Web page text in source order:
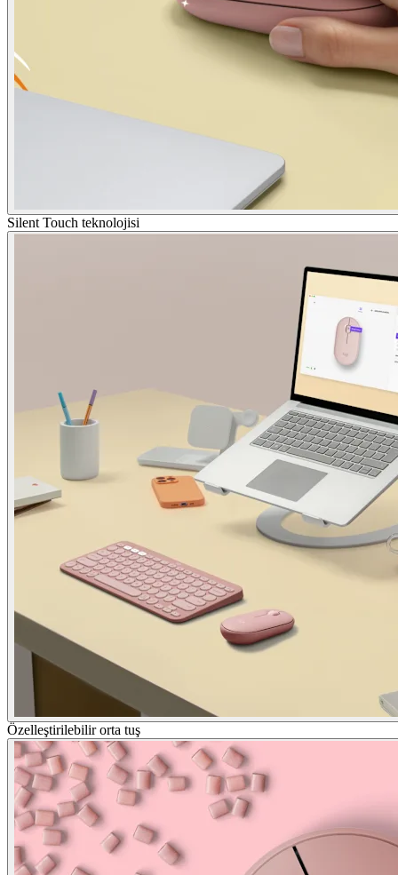
Silent Touch teknolojisi
Özelleştirilebilir orta tuş